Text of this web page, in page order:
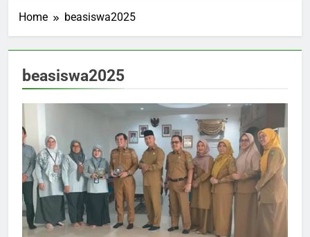
Home beasiswa2025
beasiswa2025